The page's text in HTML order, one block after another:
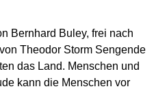
Bernhard Buley, frei nach
Theodor Storm Sengende
das Land. Menschen und
kann die Menschen vor